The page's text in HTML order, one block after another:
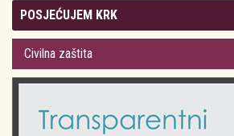
Kolegij gradonačelnika
Gradsko vijeće
Odluke Grada Krka (Službene novine PGŽ)
POSJEĆUJEM KRK
Plan Grada Krka
Krk 360° VR panorama
Krk uživo
Civilna zaštita